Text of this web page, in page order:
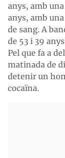
anys, amb
anys, amb
de sang. A
de 53 i 39
Pel que fa a
matinada de
detenir un
cocaïna.